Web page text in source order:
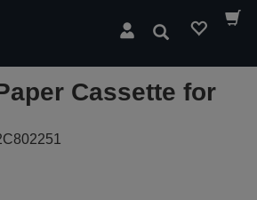
Hledat
Cassette for